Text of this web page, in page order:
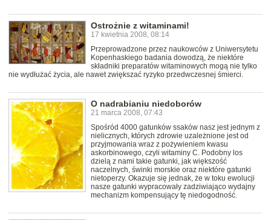
Ostrożnie z witaminami!
17 kwietnia 2008, 08:14
Przeprowadzone przez naukowców z Uniwersytetu
Kopenhaskiego badania dowodzą, że niektóre
składniki preparatów witaminowych mogą nie tylko
nie wydłużać życia, ale nawet zwiększać ryzyko przedwczesnej śmierci.
O nadrabianiu niedoborów
21 marca 2008, 07:43
Spośród 4000 gatunków ssaków nasz jest jednym z
nielicznych, których zdrowie uzależnione jest od
przyjmowania wraz z pożywieniem kwasu
askorbinowego, czyli witaminy C. Podobny los
dzielą z nami takie gatunki, jak większość
naczelnych, świnki morskie oraz niektóre gatunki
nietoperzy. Okazuje się jednak, że w toku ewolucji
nasze gatunki wypracowały zadziwiająco wydajny
mechanizm kompensujący tę niedogodność.